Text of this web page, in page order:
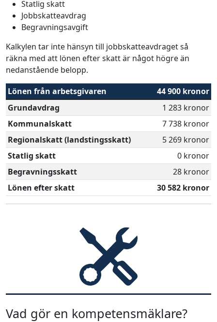
Statlig skatt
Jobbskatteavdrag
Begravningsavgift
Kalkylen tar inte hänsyn till jobbskatteavdraget så
räkna med att lönen efter skatt är något högre än
nedanstående belopp.
Lönen från arbetsgivaren
44 900 kronor
Grundavdrag
1 283 kronor
Kommunalskatt
7 738 kronor
Regionalskatt (landstingsskatt)
5 269 kronor
Statlig skatt
0 kronor
Begravningsskatt
28 kronor
Lönen efter skatt
30 582 kronor
Vad gör en kompetensmäklare?